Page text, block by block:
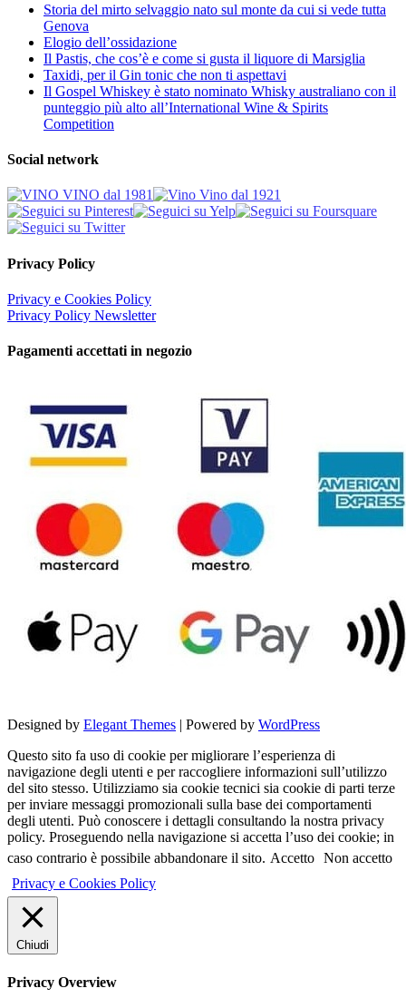
Storia del mirto selvaggio nato sul monte da cui si vede tutta
Genova
Elogio dell’ossidazione
Il Pastis, che cos’è e come si gusta il liquore di Marsiglia
Taxidi, per il Gin tonic che non ti aspettavi
Il Gospel Whiskey è stato nominato Whisky australiano con il
punteggio più alto all’International Wine & Spirits
Competition
Social network
Privacy Policy
Privacy e Cookies Policy
Privacy Policy Newsletter
Pagamenti accettati in negozio
Designed by Elegant Themes | Powered by WordPress
Questo sito fa uso di cookie per migliorare l’esperienza di
navigazione degli utenti e per raccogliere informazioni sull’utilizzo
del sito stesso. Utilizziamo sia cookie tecnici sia cookie di parti terze
per inviare messaggi promozionali sulla base dei comportamenti
degli utenti. Può conoscere i dettagli consultando la nostra privacy
policy. Proseguendo nella navigazione si accetta l’uso dei cookie; in
caso contrario è possibile abbandonare il sito. Accetto Non accetto
Privacy e Cookies Policy
Chiudi
Privacy Overview